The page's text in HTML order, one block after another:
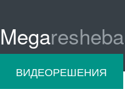
Megaresheba
ВИДЕОРЕШЕНИЯ